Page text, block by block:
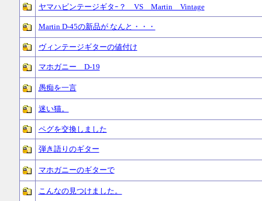
ヤマハビンテージギタｰ？ VS Martin Vintage
Martin D-45の新品が なんと・・・
ヴィンテージギターの値付け
マホガニー D-19
愚痴を一言
迷い猫。
ペグを交換しました
弾き語りのギター
マホガニーのギターで
こんなの見つけました。